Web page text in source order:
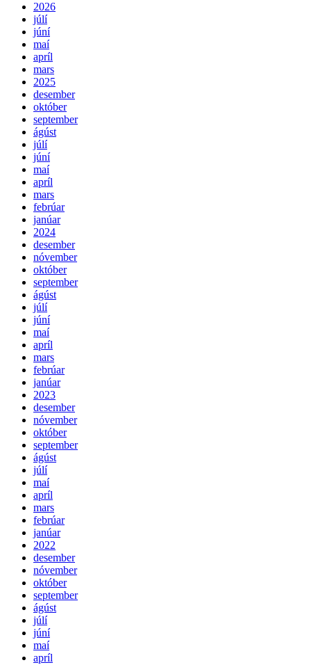
2026
júlí
júní
maí
apríl
mars
2025
desember
október
september
ágúst
júlí
júní
maí
apríl
mars
febrúar
janúar
2024
desember
nóvember
október
september
ágúst
júlí
júní
maí
apríl
mars
febrúar
janúar
2023
desember
nóvember
október
september
ágúst
júlí
maí
apríl
mars
febrúar
janúar
2022
desember
nóvember
október
september
ágúst
júlí
júní
maí
apríl